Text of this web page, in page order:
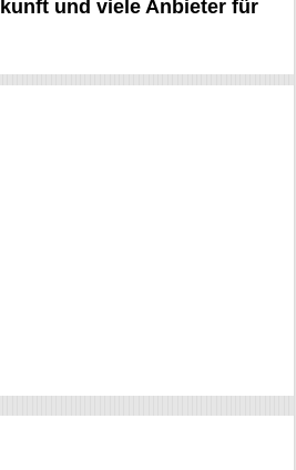
und viele Anbieter für